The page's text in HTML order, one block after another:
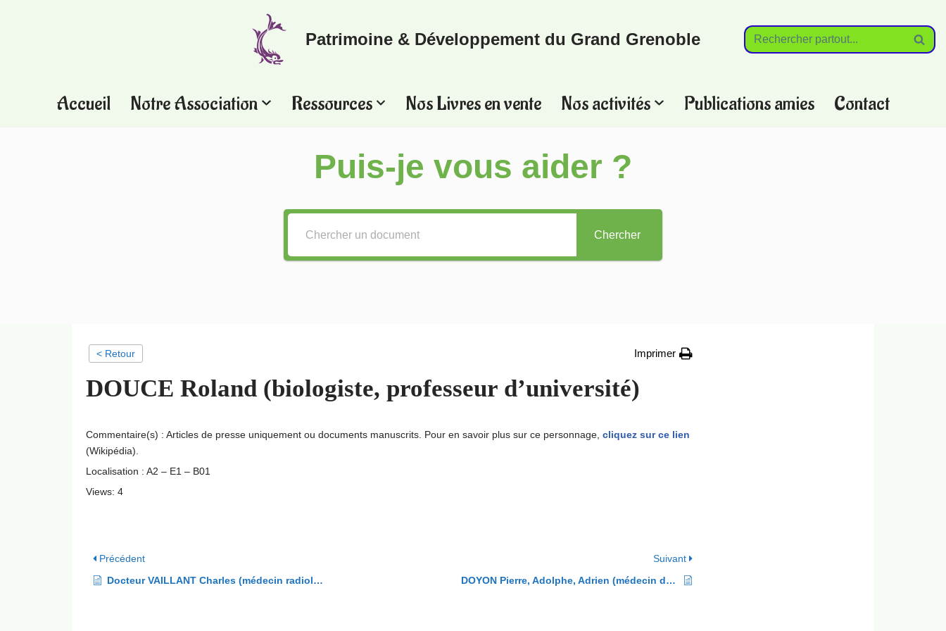
Patrimoine & Développement du Grand Grenoble
Accueil Notre Association Ressources Nos Livres en vente Nos activités Publications amies Contact
Puis-je vous aider ?
Chercher
< Retour Imprimer
DOUCE Roland (biologiste, professeur d’université)
Commentaire(s) : Articles de presse uniquement ou documents manuscrits. Pour en savoir plus sur ce personnage, cliquez sur ce lien
(Wikipédia).
Localisation : A2 – E1 – B01
Views: 4
Précédent
Docteur VAILLANT Charles (médecin radiologue)
Suivant
DOYON Pierre, Adolphe, Adrien (médecin dermatologue)